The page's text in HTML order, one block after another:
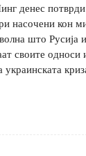
денес
насочени кон
што
своите